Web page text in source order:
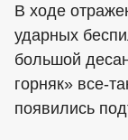
В ходе
ударных
большой
горняк» все-
появились